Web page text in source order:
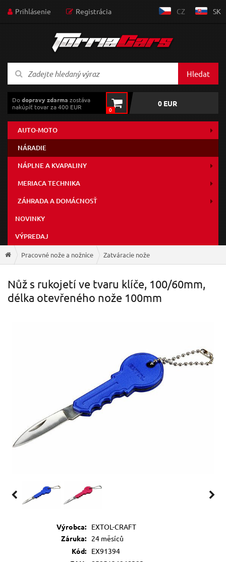
Prihlásenie Registrácia CZ SK
Hledat
Dodopravy zdarma zostáva
nakúpiť tovar za 400 EUR
0
0 EUR
AUTO-MOTO
NÁRADIE
NÁPLNE A KVAPALINY
MERIACA TECHNIKA
ZÁHRADA A DOMÁCNOSŤ
NOVINKY
VÝPREDAJ
Pracovné nože a nožnice Zatváracie nože
Nůž s rukojetí ve tvaru klíče, 100/60mm,
délka otevřeného nože 100mm
Výrobca:
EXTOL-CRAFT
Záruka:
24 měsíců
Kód:
EX91394